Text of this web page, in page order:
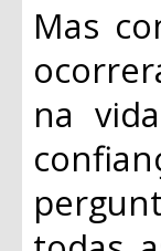
Mas
na